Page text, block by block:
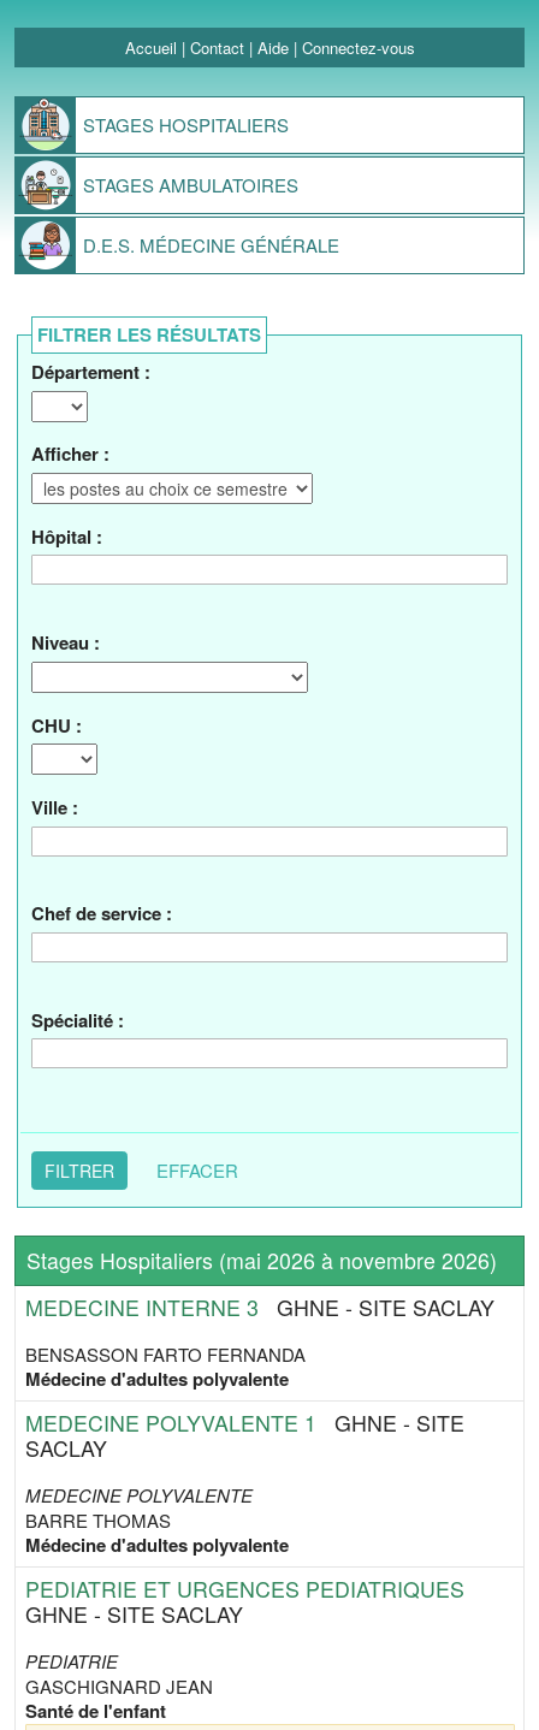
Accueil | Contact| Aide| Connectez-vous
STAGES HOSPITALIERS
STAGESAMBULATOIRES
D.E.S. MÉDECINE GÉNÉRALE
FILTRER LES RÉSULTATS
Département :
Afficher :
Hôpital :
Niveau :
CHU :
Ville :
Chef de service :
Spécialité :
EFFACER
Stages Hospitaliers (mai 2026 à novembre 2026)
MEDECINE INTERNE 3
GHNE - SITE SACLAY
BENSASSON FARTO FERNANDA
Médecine d'adultes polyvalente
MEDECINE POLYVALENTE 1
GHNE - SITE
SACLAY
MEDECINE POLYVALENTE
BARRE THOMAS
Médecine d'adultes polyvalente
PEDIATRIE ET URGENCES PEDIATRIQUES
GHNE - SITE SACLAY
PEDIATRIE
GASCHIGNARD JEAN
Santé de l'enfant